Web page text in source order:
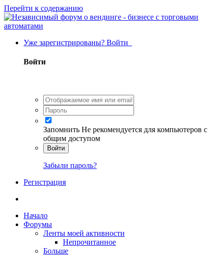
Перейти к содержанию
Уже зарегистрированы? Войти
Войти
Запомнить Не рекомендуется для компьютеров с
общим доступом
Войти
Забыли пароль?
Регистрация
Начало
Форумы
Ленты моей активности
Непрочитанное
Больше